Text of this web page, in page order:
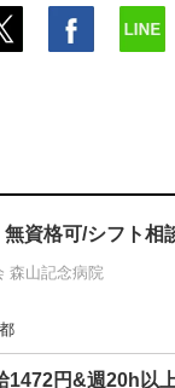
無資格可/シフト相
森山記念病院
1472円&週20h以